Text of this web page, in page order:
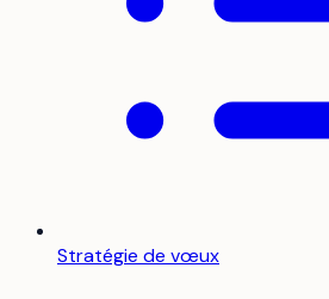
Stratégie de vœux